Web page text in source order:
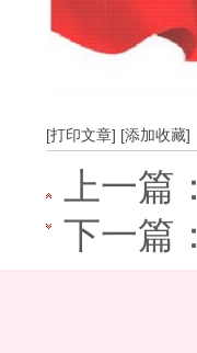
[打印文章] [添加收藏]
上一篇：
下一篇：